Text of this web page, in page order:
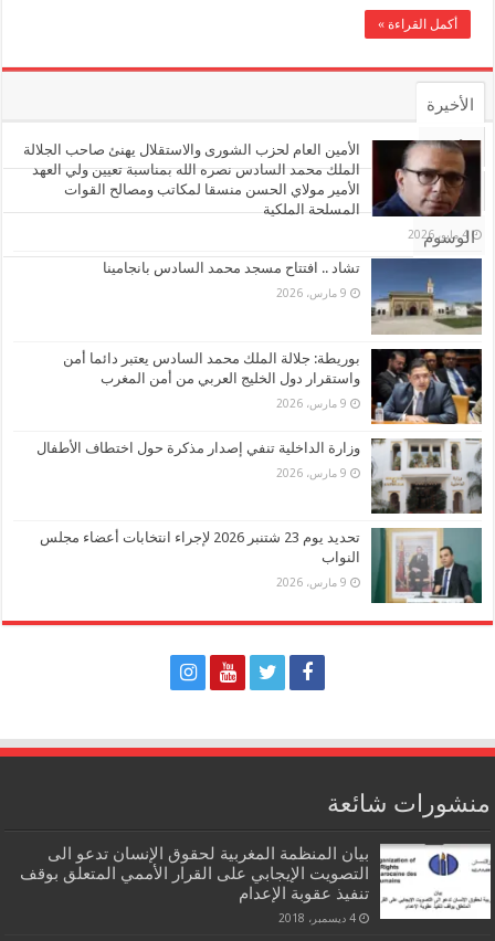
أكمل القراءة »
الأخيرة
الأشهر
تعليقات
الوسوم
الأمين العام لحزب الشورى والاستقلال يهنئ صاحب الجلالة
الملك محمد السادس نصره الله بمناسبة تعيين ولي العهد
الأمير مولاي الحسن منسقا لمكاتب ومصالح القوات
المسلحة الملكية
4 مايو، 2026
تشاد .. افتتاح مسجد محمد السادس بانجامينا
9 مارس، 2026
بوريطة: جلالة الملك محمد السادس يعتبر دائما أمن
واستقرار دول الخليج العربي من أمن المغرب
9 مارس، 2026
وزارة الداخلية تنفي إصدار مذكرة حول اختطاف الأطفال
9 مارس، 2026
تحديد يوم 23 شتنبر 2026 لإجراء انتخابات أعضاء مجلس
النواب
9 مارس، 2026
منشورات شائعة
بيان المنظمة المغربية لحقوق الإنسان تدعو الى
التصويت الإيجابي على القرار الأممي المتعلق بوقف
تنفيذ عقوبة الإعدام
4 ديسمبر، 2018